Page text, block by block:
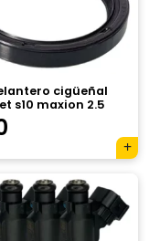
cigüeñal
s10 maxion 2.5